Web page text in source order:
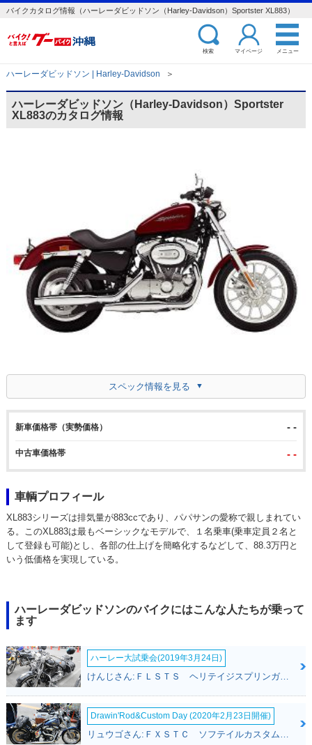
バイクカタログ情報（ハーレーダビッドソン（Harley-Davidson）Sportster XL883）
検索 マイページ メニュー
ハーレーダビッドソン | Harley-Davidson ＞
ハーレーダビッドソン（Harley-Davidson）Sportster
XL883のカタログ情報
スペック情報を見る
新車価格帯（実勢価格） - -
中古車価格帯 - -
車輌プロフィール
XL883シリーズは排気量が883ccであり、パパサンの愛称で親しまれてい
る。このXL883は最もベーシックなモデルで、１名乗車(乗車定員２名と
して登録も可能)とし、各部の仕上げを簡略化するなどして、88.3万円と
いう低価格を実現している。
ハーレーダビッドソンのバイクにはこんな人たちが乗って
ます
ハーレー大試乗会(2019年3月24日)
けんじさん:ＦＬＳＴＳ ヘリテイジスプリンガー(ハーレーダビッドソン)
Drawin'Rod&Custom Day (2020年2月23日開催)